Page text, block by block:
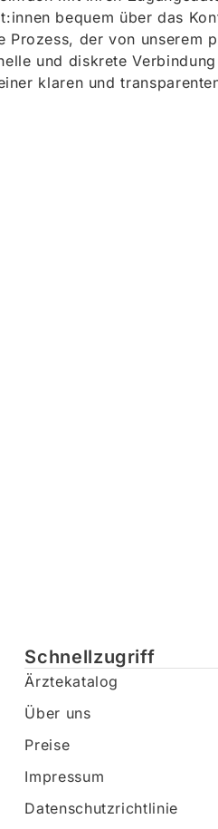
bequem über das
der von
und diskrete
klaren und
Schnellzugriff
Ärztekatalog
Über uns
Preise
Impressum
Datenschutzrichtlinie